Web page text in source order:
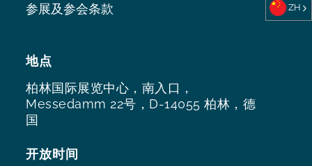
地点
柏林国际展览中心，南入口，
Messedamm 22号，D-14055 柏林，德
国
开放时间
参展及参会条款
ZH